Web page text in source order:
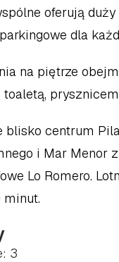
oferują
dla
na piętrze
toaletą,
blisko centrum
i Mar Menor
Lo Romero.
minut.
3